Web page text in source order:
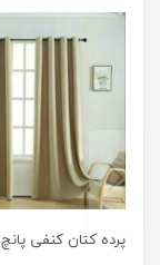
پرده کتان کنفی
previus